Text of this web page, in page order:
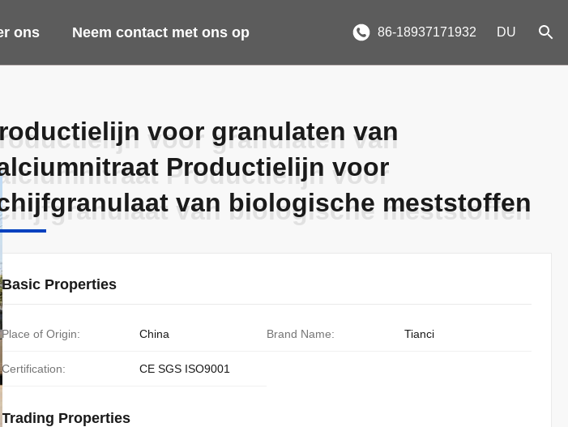
ons Neem contact met ons op 86-18937171932 DU
voor granulaten van
Productielijn voor
van biologische meststoffen
voor granulaten van
Productielijn voor
van biologische meststoffen
Basic Properties
Place of Origin: China Brand Name: Tianci
Certification: CE SGS ISO9001
Trading Properties